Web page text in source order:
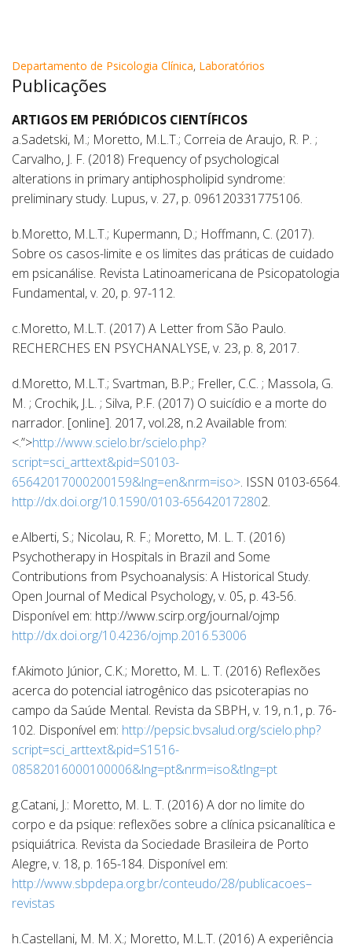
Departamento de Psicologia Clínica, Laboratórios
Publicações
ARTIGOS EM PERIÓDICOS CIENTÍFICOS
a.Sadetski, M.; Moretto, M.L.T.; Correia de Araujo, R. P. ;
Carvalho, J. F. (2018) Frequency of psychological
alterations in primary antiphospholipid syndrome:
preliminary study. Lupus, v. 27, p. 096120331775106.
b.Moretto, M.L.T.; Kupermann, D.; Hoffmann, C. (2017).
Sobre os casos-limite e os limites das práticas de cuidado
em psicanálise. Revista Latinoamericana de Psicopatologia
Fundamental, v. 20, p. 97-112.
c.Moretto, M.L.T. (2017) A Letter from São Paulo.
RECHERCHES EN PSYCHANALYSE, v. 23, p. 8, 2017.
d.Moretto, M.L.T.; Svartman, B.P.; Freller, C.C. ; Massola, G.
M. ; Crochik, J.L. ; Silva, P.F. (2017) O suicídio e a morte do
narrador. [online]. 2017, vol.28, n.2 Available from:
<.”>http://www.scielo.br/scielo.php?
script=sci_arttext&pid=S0103-
65642017000200159&lng=en&nrm=iso>. ISSN 0103-6564.
http://dx.doi.org/10.1590/0103-656420172802.
e.Alberti, S.; Nicolau, R. F.; Moretto, M. L. T. (2016)
Psychotherapy in Hospitals in Brazil and Some
Contributions from Psychoanalysis: A Historical Study.
Open Journal of Medical Psychology, v. 05, p. 43-56.
Disponível em: http://www.scirp.org/journal/ojmp
http://dx.doi.org/10.4236/ojmp.2016.53006
f.Akimoto Júnior, C.K.; Moretto, M. L. T. (2016) Reflexões
acerca do potencial iatrogênico das psicoterapias no
campo da Saúde Mental. Revista da SBPH, v. 19, n.1, p. 76-
102. Disponível em: http://pepsic.bvsalud.org/scielo.php?
script=sci_arttext&pid=S1516-
08582016000100006&lng=pt&nrm=iso&tlng=pt
g.Catani, J.: Moretto, M. L. T. (2016) A dor no limite do
corpo e da psique: reflexões sobre a clínica psicanalítica e
psiquiátrica. Revista da Sociedade Brasileira de Porto
Alegre, v. 18, p. 165-184. Disponível em:
http://www.sbpdepa.org.br/conteudo/28/publicacoes–
revistas
h.Castellani, M. M. X.; Moretto, M.L.T. (2016) A experiência